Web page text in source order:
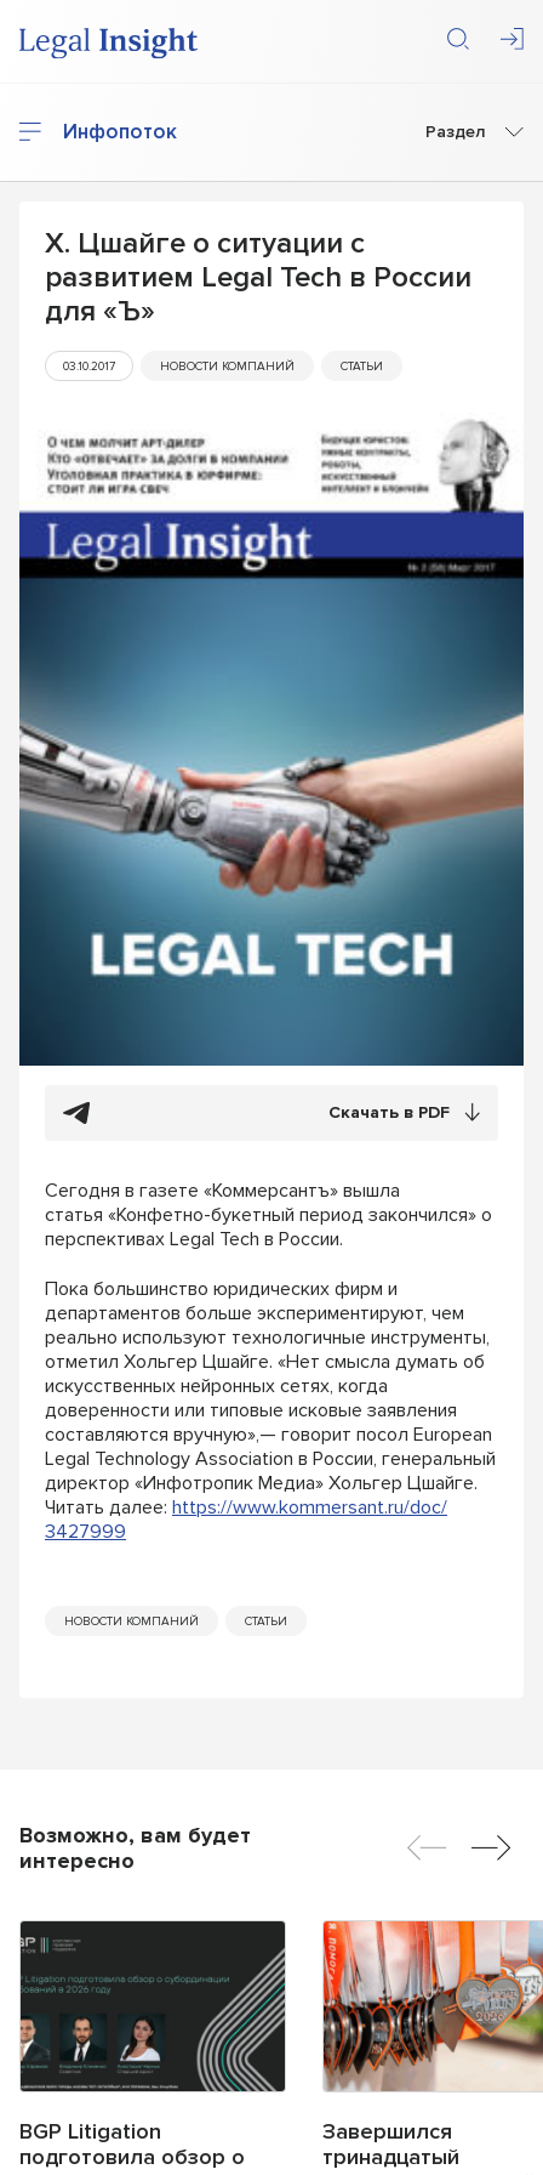
Инфопоток Раздел
Х. Цшайге о ситуации с
развитием Legal Tech в России
для «Ъ»
03.10.2017 НОВОСТИ КОМПАНИЙ СТАТЬИ
Скачать в PDF
Сегодня в газете «Коммерсантъ» вышла
статья «Конфетно-букетный период закончился» о
перспективах Legal Tech в России.
Пока большинство юридических фирм и
департаментов больше экспериментируют, чем
реально используют технологичные инструменты,
отметил Хольгер Цшайге. «Нет смысла думать об
искусственных нейронных сетях, когда
доверенности или типовые исковые заявления
составляются вручную»,— говорит посол European
Legal Technology Association в России, генеральный
директор «Инфотропик Медиа» Хольгер Цшайге.
Читать далее: https://www.kommersant.ru/doc/
3427999
НОВОСТИ КОМПАНИЙ СТАТЬИ
Возможно, вам будет
интересно
BGP Litigation
подготовила обзор о
Завершился
тринадцатый